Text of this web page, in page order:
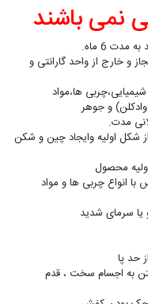
نمی باشند
6 ماه.
و خارج از واحد گارانتی و
ها،مواد
وادکلن) و جوهر
مدت.
شکل اولیه وایجاد چین و شکن
محصول
با انواع چربی ها و مواد
یا سرمای شدید
حد پا
به اجسام سخت ، قدم